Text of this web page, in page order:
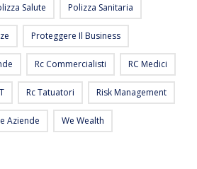
Salute Polizza Sanitaria
Proteggere Il Business
Rc Commercialisti RC Medici
Rc Tatuatori Risk Management
Aziende We Wealth